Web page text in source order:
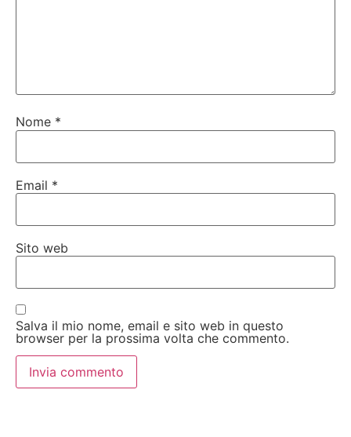
Nome *
Email *
Sito web
Salva il mio nome, email e sito web in questo
browser per la prossima volta che commento.